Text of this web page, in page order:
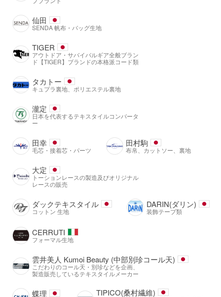
仙田
SENDA 帆布・バッグ生地
TIGER
アウトドア・サバイバルギア全般ブラン
ド【TIGER】ブランドの本格派コード類
タカトー
キュプラ裏地、ポリエステル裏地
瀧定
日本を代表するテキスタイルコンバータ
ー
田幸
毛芯・接着芯・パーツ
田村駒
布帛、カットソー、裏地
大定
トーションレースの製造及びオリジナル
レースの販売
ダックテキスタイル
コットン 生地
DARIN(ダリン)
装飾テープ類
CERRUTI
フォーマル生地
雲井美人 Kumoi Beauty (中部別珍コール天)
こだわりのコール天・別珍などを企画、
製造販売しているテキスタイルメーカー
蝶理 TIPICO(桑村繊維)